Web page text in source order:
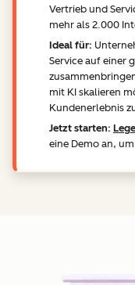
Vertrieb und
mehr als 2.000
Ideal für:
Service auf einer
mit KI skalieren
Kundenerlebnis
Jetzt starten:
eine Demo an,